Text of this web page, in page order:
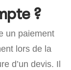
?
un paiement
lors de la
d’un devis. Il